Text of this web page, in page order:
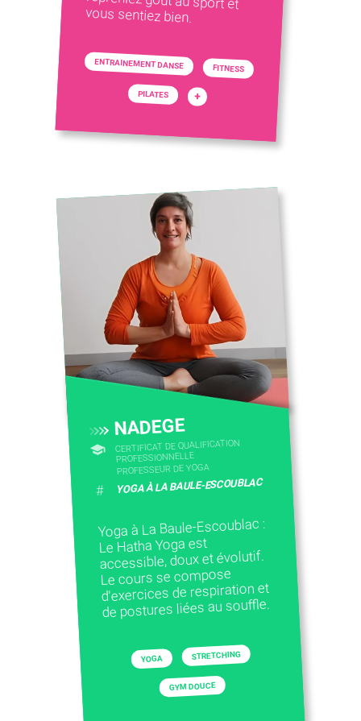
vous sentiez bien.
ENTRAINEMENT DANSE FITNESS
PILATES +
NADEGE
CERTIFICAT DE QUALIFICATION
PROFESSIONNELLE
PROFESSEUR DE YOGA
# YOGA À LA BAULE-ESCOUBLAC
Yoga à La Baule-Escoublac :
Le Hatha Yoga est
accessible, doux et évolutif.
Le cours se compose
d'exercices de respiration et
de postures liées au souffle.
YOGA STRETCHING
GYM DOUCE